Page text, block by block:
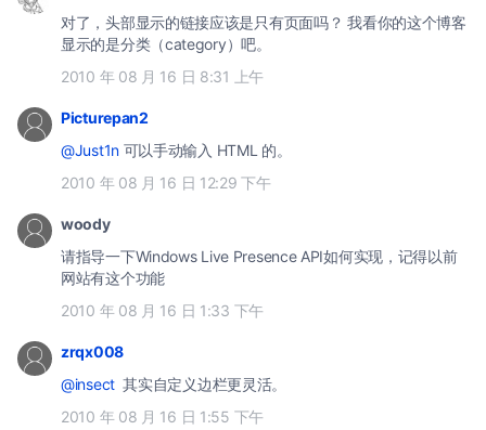
对了，头部显示的链接应该是只有页面吗？ 我看你的这个博客
显示的是分类（category）吧。
2010 年 08 月 16 日 8:31 上午
Picturepan2
@Just1n可以手动输入 HTML 的。
2010 年 08 月 16 日 12:29 下午
woody
请指导一下Windows Live Presence API如何实现，记得以前
网站有这个功能
2010 年 08 月 16 日 1:33 下午
zrqx008
@insect其实自定义边栏更灵活。
2010 年 08 月 16 日 1:55 下午